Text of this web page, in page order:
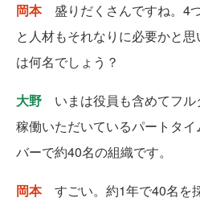
岡本盛りだくさんですね。4
と人材もそれなりに必要かと
は何名でしょう？
大野 いまは役員も含めてフ
稼働いただいているパートタ
バーで約40名の組織です。
岡本すごい。約1年で40名を採